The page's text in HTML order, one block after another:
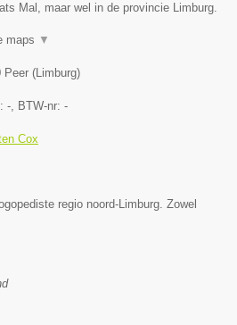
Mal, maar wel in de provincie Limburg.
maps ▼
Peer (Limburg)
-, BTW-nr: -
Cox
regio noord-Limburg. Zowel